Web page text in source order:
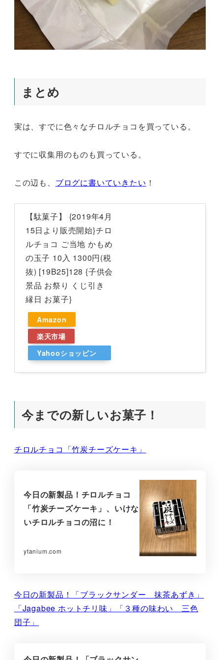
まとめ
実は、すでに色々なチロルチョコを買っている。
すでに収集用のものも買っている。
この辺も、 ブログに書いていきたい ！
【駄菓子】 {2019年4月
15日より販売開始}チロ
ルチョコ ご当地 かもめ
の玉子 10入 1300円(税
抜) [19B25]128 {子供会
景品 お祭り くじ引き
縁日 お菓子}
Amazon
楽天市場
Yahooショッピン
今までの新しいお菓子！
チロルチョコ「竹炭チーズケーキ」
今日の新製品！チロルチョコ
「竹炭チーズケーキ」、いけな
いチロルチョコの沼に！
ytanium.com
今日の新製品！「ブラックサンダー 抹茶あずき」
「Jagabee ホットチリ味」「３種の味わい 三色
団子」